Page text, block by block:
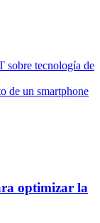
sobre tecnología de
de un smartphone
optimizar la